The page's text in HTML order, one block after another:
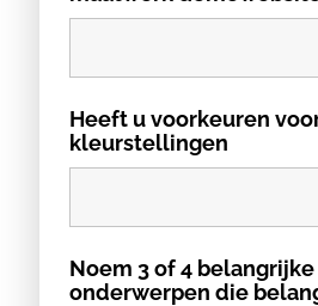
Heeft u voorkeuren
kleurstellingen
Noem 3 of 4
onderwerpen die